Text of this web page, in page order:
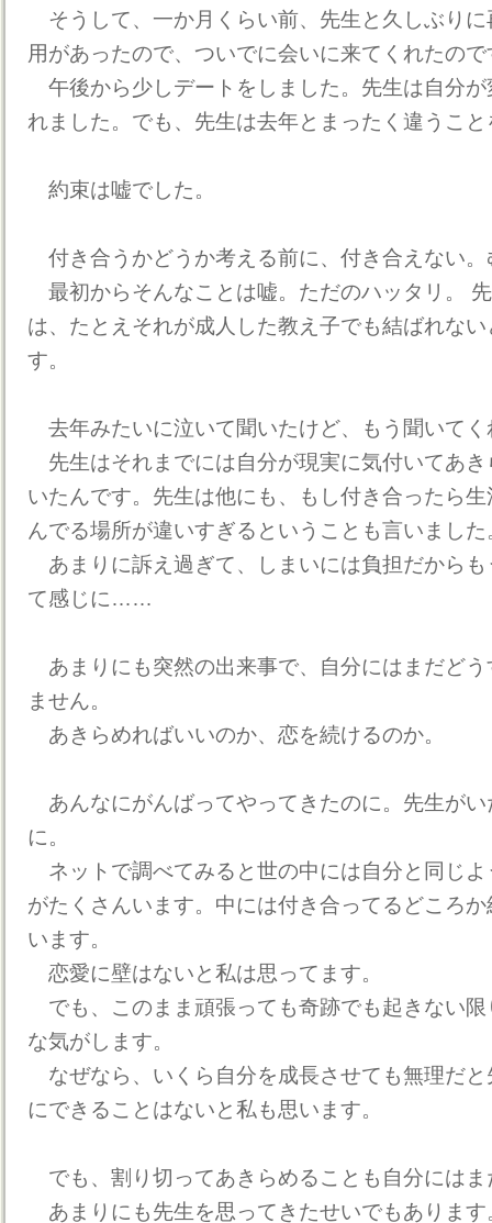
そうして、一か月くらい前、先生と久しぶり
用があったので、ついでに会いに来てくれたので
午後から少しデートをしました。先生は自分
れました。でも、先生は去年とまったく違うこ
約束は嘘でした。
付き合うかどうか考える前に、付き合えない
最初からそんなことは嘘。ただのハッタリ。
は、たとえそれが成人した教え子でも結ばれな
す。
去年みたいに泣いて聞いたけど、もう聞いてく
先生はそれまでには自分が現実に気付いてあ
いたんです。先生は他にも、もし付き合ったら
んでる場所が違いすぎるということも言いました
あまりに訴え過ぎて、しまいには負担だから
て感じに……
あまりにも突然の出来事で、自分にはまだど
ません。
あきらめればいいのか、恋を続けるのか。
あんなにがんばってやってきたのに。先生がい
に。
ネットで調べてみると世の中には自分と同じ
がたくさんいます。中には付き合ってるどころ
います。
恋愛に壁はないと私は思ってます。
でも、このまま頑張っても奇跡でも起きない
な気がします。
なぜなら、いくら自分を成長させても無理だ
にできることはないと私も思います。
でも、割り切ってあきらめることも自分にはま
あまりにも先生を思ってきたせいでもあります